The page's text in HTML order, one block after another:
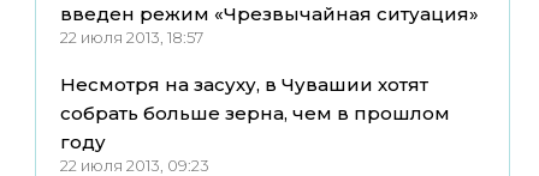
введен режим «Чрезвычайная ситуация»
22 июля 2013, 18:57
Несмотря на засуху, в Чувашии хотят
собрать больше зерна, чем в прошлом
году
22 июля 2013, 09:23